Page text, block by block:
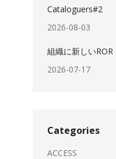
Cataloguers#2
2026-08-03
組織に新しい
2026-07-17
Categories
ACCESS